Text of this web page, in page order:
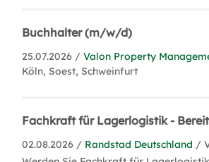
Buchhalter (m/w/d)
25.07.2026 /Valon Property
Köln, Soest, Schweinfurt
Fachkraft für Lagerlogistik -
02.08.2026 / Randstad Deutschland /